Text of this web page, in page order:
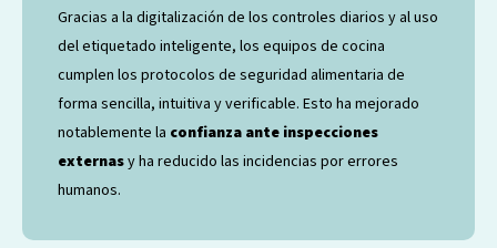
Gracias a la digitalización de los controles diarios y al uso
del etiquetado inteligente, los equipos de cocina
cumplen los protocolos de seguridad alimentaria de
forma sencilla, intuitiva y verificable. Esto ha mejorado
notablemente la confianza ante inspecciones
externasy ha reducido las incidencias por errores
humanos.